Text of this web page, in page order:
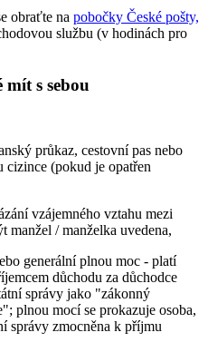
obraťte na pobočky České pošty,
službu (v hodinách pro
s sebou
průkaz, cestovní pas nebo
(pokud je opatřen
vzájemného vztahu mezi
manžel / manželka uvedena,
generální plnou moc - platí
důchodu za důchodce
správy jako "zákonný
plnou mocí se prokazuje osoba,
správy zmocněna k příjmu